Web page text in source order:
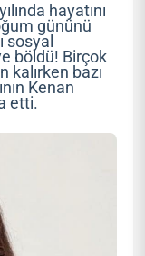
hayatını
gününü
sosyal
böldü! Birçok
kalırken bazı
Kenan
etti.